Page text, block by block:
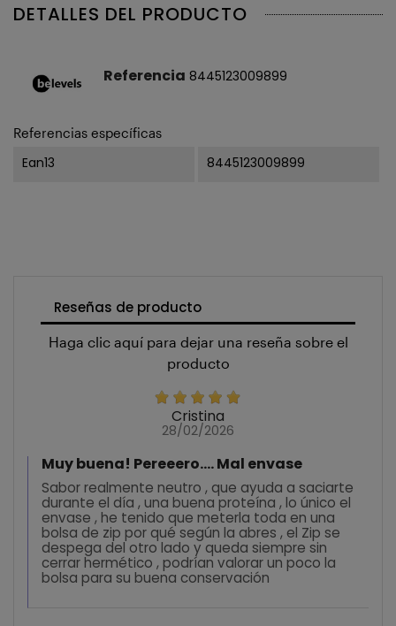
DETALLES DEL PRODUCTO
Referencia 8445123009899
Referencias específicas
Ean13 8445123009899
Reseñas de producto
Haga clic aquí para dejar una reseña sobre el
producto
Cristina
28/02/2026
Muy buena! Pereeero.... Mal envase
Sabor realmente neutro , que ayuda a saciarte
durante el día , una buena proteína , lo único el
envase , he tenido que meterla toda en una
bolsa de zip por qué según la abres , el Zip se
despega del otro lado y queda siempre sin
cerrar hermético , podrían valorar un poco la
bolsa para su buena conservación